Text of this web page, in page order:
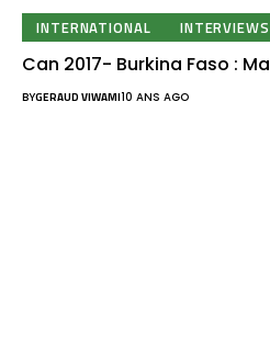
INTERNATIONAL INTERVIEWS
Can 2017- Burkina Faso :
BYGERAUD VIWAMI10 ANS AGO